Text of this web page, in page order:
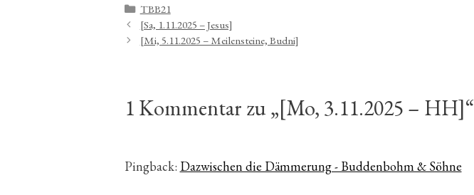
Kategorien
TBB21
[Sa, 1.11.2025 – Jesus]
[Mi, 5.11.2025 – Meilensteine, Budni]
1 Kommentar zu „[Mo, 3.11.2025 – HH]“
Pingback: Dazwischen die Dämmerung - Buddenbohm & Söhne